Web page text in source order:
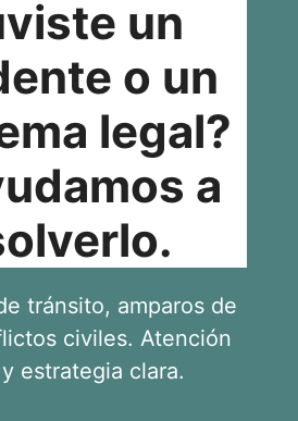
un
o un
legal?
a
tránsito, amparos de
civiles. Atención
estrategia clara.